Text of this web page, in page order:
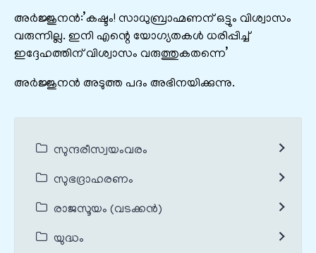
അർജ്ജുനൻ:’കഷ്ടം! സാധുബ്രാഹ്മണന് ഒട്ടും വിശ്വാസം
വരുന്നില്ല. ഇനി എന്റെ യോഗ്യതകൾ ധരിപ്പിച്ച്
ഇദ്ദേഹത്തിന് വിശ്വാസം വരുത്തുകതന്നെ’
അർജ്ജുനൻ അടുത്ത പദം അഭിനയിക്കുന്നു.
സുന്ദരീസ്വയംവരം
സുഭദ്രാഹരണം
രാജസൂയം (വടക്കൻ)
യുദ്ധം